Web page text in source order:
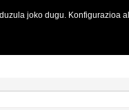
joko dugu. Konfigurazioa